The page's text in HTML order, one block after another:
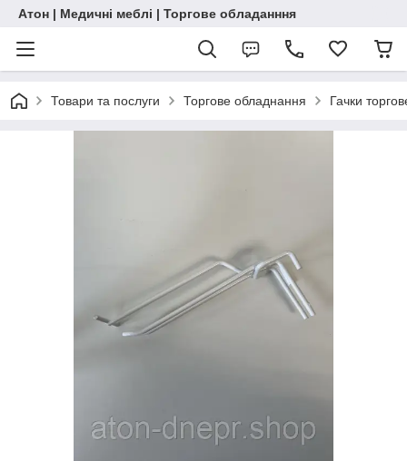
Атон | Медичні меблі | Торгове обладанння
Товари та послуги Торгове обладнання Гачки